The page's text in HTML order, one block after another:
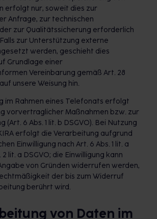
erfolgt nur, soweit dies zur
Anfrage, zur technischen
zur Qualitätssicherung erforderlich
zur Unterstützung externe
werden, geschieht dies
Grundlage einer
Vereinbarung gemäß Art. 28
unsere Weisung hin.
im Rahmen eines Telefonats erfolgt
vorvertraglicher Maßnahmen bzw. zur
(Art. 6 Abs. 1 lit. b DSGVO). Bei Nutzung
erfolgt die Verarbeitung aufgrund
Einwilligung nach Art. 6 Abs. 1 lit. a
lit. a DSGVO; die Einwilligung kann
von Gründen widerrufen werden,
der bis zum Widerruf
berührt wird.
von Daten im